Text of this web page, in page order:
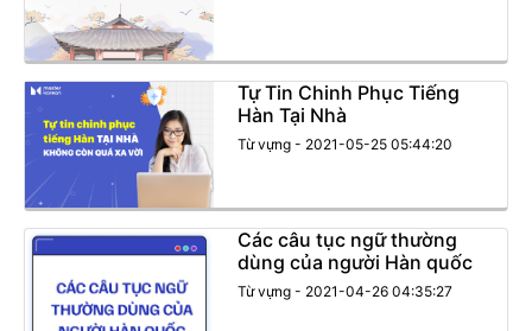
Tự Tin Chinh Phục Tiếng
Hàn Tại Nhà
Từ vựng - 2021-05-25 05:44:20
Các câu tục ngữ thường
dùng của người Hàn quốc
Từ vựng - 2021-04-26 04:35:27